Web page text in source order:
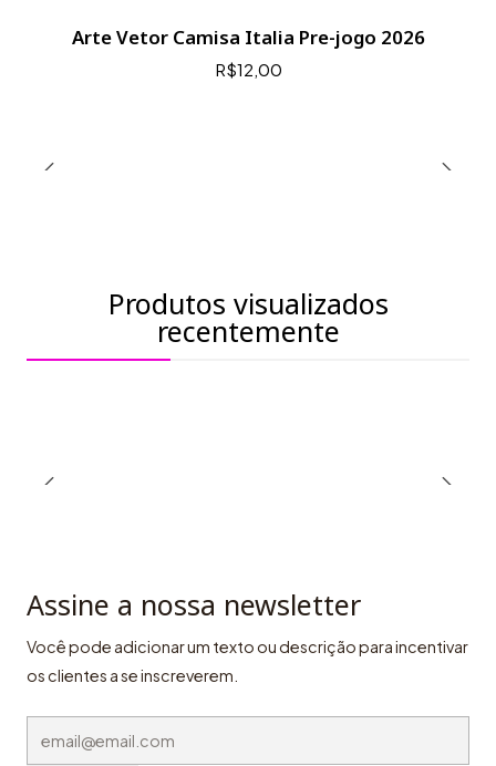
Arte Vetor Camisa Italia Pre-jogo 2026
R$12,00
Produtos visualizados
recentemente
Assine a nossa newsletter
Você pode adicionar um texto ou descrição para incentivar
os clientes a se inscreverem.